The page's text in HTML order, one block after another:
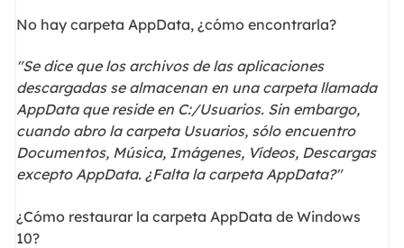
No hay carpeta AppData, ¿cómo encontrarla?
"Se dice que los archivos de las aplicaciones
descargadas se almacenan en una carpeta llamada
AppData que reside en C:/Usuarios. Sin embargo,
cuando abro la carpeta Usuarios, sólo encuentro
Documentos, Música, Imágenes, Vídeos, Descargas
excepto AppData. ¿Falta la carpeta AppData?"
¿Cómo restaurar la carpeta AppData de Windows
10?